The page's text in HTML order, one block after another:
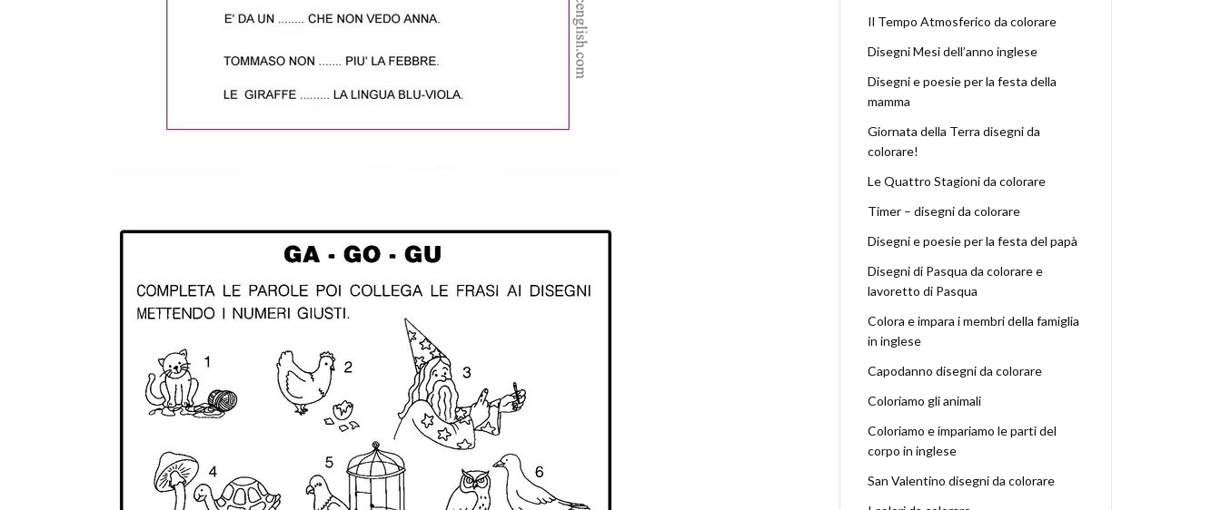
Il Tempo Atmosferico da colorare
Disegni Mesi dell’anno inglese
Disegni e poesie per la festa della
mamma
Giornata della Terra disegni da
colorare!
Le Quattro Stagioni da colorare
Timer – disegni da colorare
Disegni e poesie per la festa del papà
Disegni di Pasqua da colorare e
lavoretto di Pasqua
Colora e impara i membri della famiglia
in inglese
Capodanno disegni da colorare
Coloriamo gli animali
Coloriamo e impariamo le parti del
corpo in inglese
San Valentino disegni da colorare